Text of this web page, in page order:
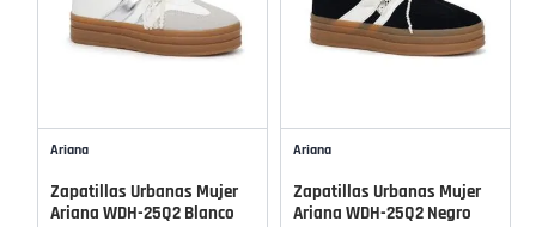
Ariana
Zapatillas Urbanas Mujer
Ariana WDH-25Q2 Blanco
Ariana
Zapatillas Urbanas Mujer
Ariana WDH-25Q2 Negro